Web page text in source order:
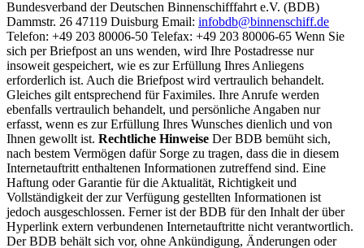
Bundesverband der Deutschen Binnenschifffahrt e.V. (BDB)
Dammstr. 26 47119 Duisburg Email: infobdb@binnenschiff.de
Telefon: +49 203 80006-50 Telefax: +49 203 80006-65 Wenn Sie
sich per Briefpost an uns wenden, wird Ihre Postadresse nur
insoweit gespeichert, wie es zur Erfüllung Ihres Anliegens
erforderlich ist. Auch die Briefpost wird vertraulich behandelt.
Gleiches gilt entsprechend für Faximiles. Ihre Anrufe werden
ebenfalls vertraulich behandelt, und persönliche Angaben nur
erfasst, wenn es zur Erfüllung Ihres Wunsches dienlich und von
Ihnen gewollt ist. Rechtliche Hinweise Der BDB bemüht sich,
nach bestem Vermögen dafür Sorge zu tragen, dass die in diesem
Internetauftritt enthaltenen Informationen zutreffend sind. Eine
Haftung oder Garantie für die Aktualität, Richtigkeit und
Vollständigkeit der zur Verfügung gestellten Informationen ist
jedoch ausgeschlossen. Ferner ist der BDB für den Inhalt der über
Hyperlink extern verbundenen Internetauftritte nicht verantwortlich.
Der BDB behält sich vor, ohne Ankündigung, Änderungen oder